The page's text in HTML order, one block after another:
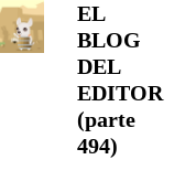
EL
BLOG
DEL
EDITOR
(parte
494)